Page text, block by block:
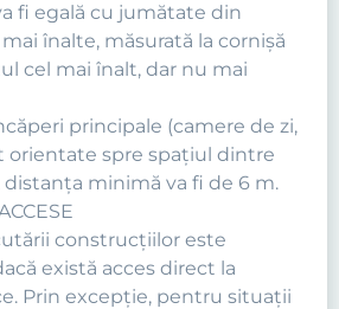
fi egală cu jumătate din
înalte, măsurată la cornişă
cel mai înalt, dar nu mai
principale (camere de zi,
orientate spre spaţiul dintre
distanţa minimă va fi de 6 m.
construcţiilor este
există acces direct la
Prin excepţie, pentru situaţii